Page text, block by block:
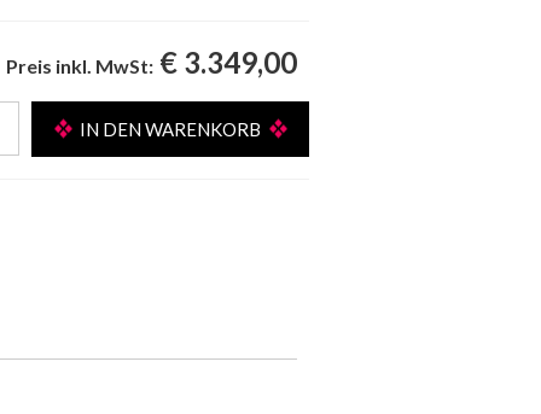
Preis inkl. MwSt: € 3.349,00